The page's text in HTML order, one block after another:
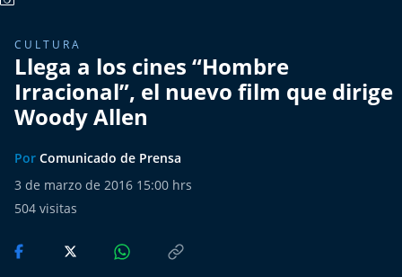
Tu Mereces Ser Feliz
Efemérides
Cultura y Espectáculos
Deportes
CULTURA
Llega a los cines “Hombre
Irracional”, el nuevo film que dirige
Woody Allen
Por Comunicado de Prensa
3 de marzo de 2016 15:00 hrs
504 visitas